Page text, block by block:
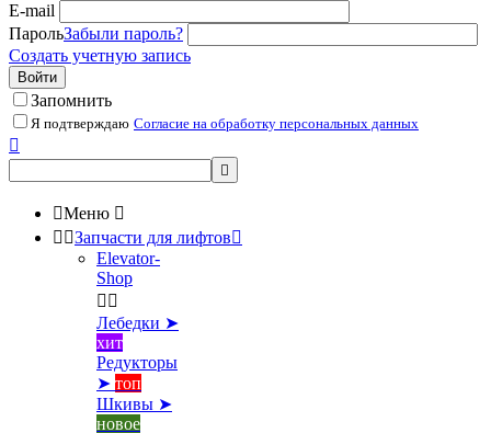
E-mail
ПарольЗабыли пароль?
Создать учетную запись
Войти
Запомнить
Я подтверждаю Согласие на обработку персональных данных


Меню 
 Запчасти для лифтов
Elevator-
Shop
 
Лебедки ➤
хит
Редукторы
➤ топ
Шкивы ➤
новое